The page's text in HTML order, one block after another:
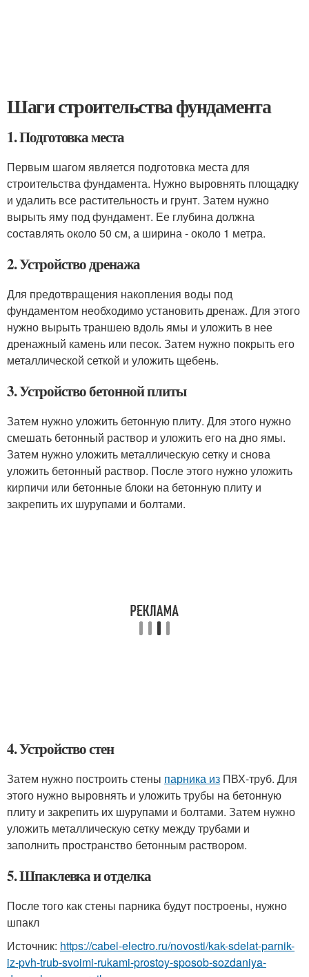
Шаги строительства фундамента
1. Подготовка места
Первым шагом является подготовка места для
строительства фундамента. Нужно выровнять площадку
и удалить все растительность и грунт. Затем нужно
вырыть яму под фундамент. Ее глубина должна
составлять около 50 см, а ширина - около 1 метра.
2. Устройство дренажа
Для предотвращения накопления воды под
фундаментом необходимо установить дренаж. Для этого
нужно вырыть траншею вдоль ямы и уложить в нее
дренажный камень или песок. Затем нужно покрыть его
металлической сеткой и уложить щебень.
3. Устройство бетонной плиты
Затем нужно уложить бетонную плиту. Для этого нужно
смешать бетонный раствор и уложить его на дно ямы.
Затем нужно уложить металлическую сетку и снова
уложить бетонный раствор. После этого нужно уложить
кирпичи или бетонные блоки на бетонную плиту и
закрепить их шурупами и болтами.
4. Устройство стен
Затем нужно построить стены парника из ПВХ-труб. Для
этого нужно выровнять и уложить трубы на бетонную
плиту и закрепить их шурупами и болтами. Затем нужно
уложить металлическую сетку между трубами и
заполнить пространство бетонным раствором.
5. Шпаклевка и отделка
После того как стены парника будут построены, нужно
шпакл
Источник: https://cabel-electro.ru/novosti/kak-sdelat-parnik-
iz-pvh-trub-svoimi-rukami-prostoy-sposob-sozdaniya-